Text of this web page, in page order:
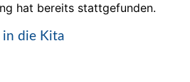
hat bereits stattgefunden.
in die Kita